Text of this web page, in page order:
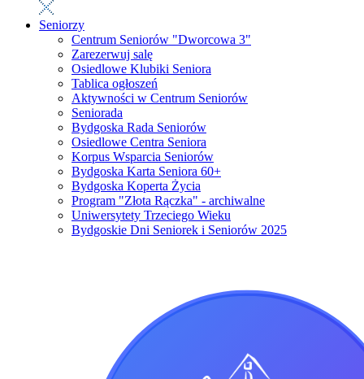
Seniorzy
Centrum Seniorów "Dworcowa 3"
Zarezerwuj salę
Osiedlowe Klubiki Seniora
Tablica ogłoszeń
Aktywności w Centrum Seniorów
Seniorada
Bydgoska Rada Seniorów
Osiedlowe Centra Seniora
Korpus Wsparcia Seniorów
Bydgoska Karta Seniora 60+
Bydgoska Koperta Życia
Program "Złota Rączka" - archiwalne
Uniwersytety Trzeciego Wieku
Bydgoskie Dni Seniorek i Seniorów 2025